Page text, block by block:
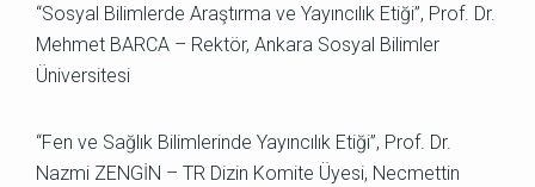
“Sosyal Bilimlerde Araştırma ve Yayıncılık Etiği”, Prof. Dr.
Mehmet BARCA – Rektör, Ankara Sosyal Bilimler
Üniversitesi
“Fen ve Sağlık Bilimlerinde Yayıncılık Etiği”, Prof. Dr.
Nazmi ZENGİN – TR Dizin Komite Üyesi, Necmettin